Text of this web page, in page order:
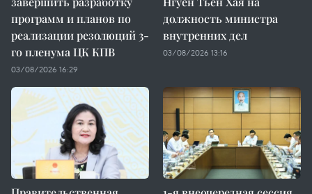
программ и планов по
реализации резолюций 3-
го пленума ЦК КПВ
03/08/2026 16:29
должность министра
внутренних дел
03/08/2026 13:16